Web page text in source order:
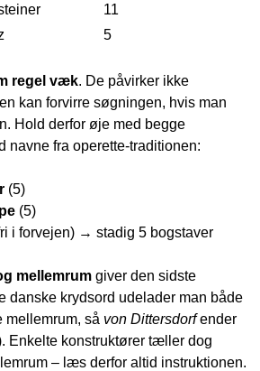
11
5
regel væk. De påvirker ikke
kan forvirre søgningen, hvis man
Hold derfor øje med begge
navne fra operette-traditionen:
(5)
(5)
i forvejen) → stadig 5 bogstaver
mellemrum giver den sidste
danske krydsord udelader man både
mellemrum, så von Dittersdorfender
Enkelte konstruktører tæller dog
– læs derfor altid instruktionen.